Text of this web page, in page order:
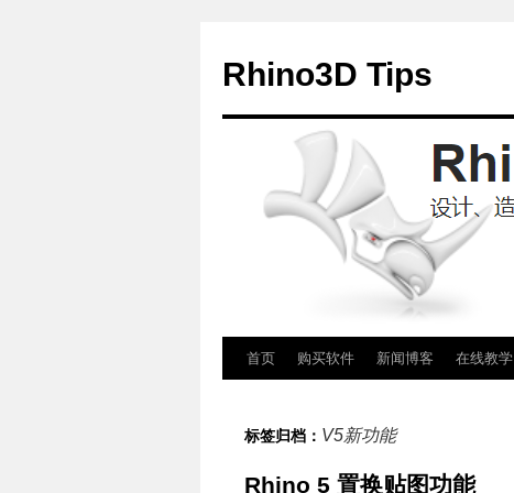
Rhino3D Tips
正
首页 购买软件 新闻博客 在线教学
标签归档： V5新功能
Rhino 5 置换贴图功能